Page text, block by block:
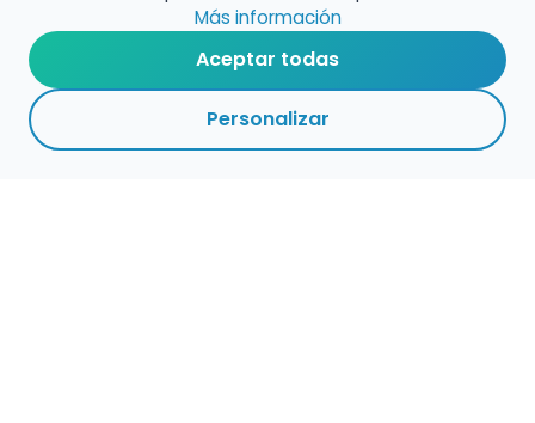
Contacta con nosotros
Más información
Aceptar todas
Personalizar